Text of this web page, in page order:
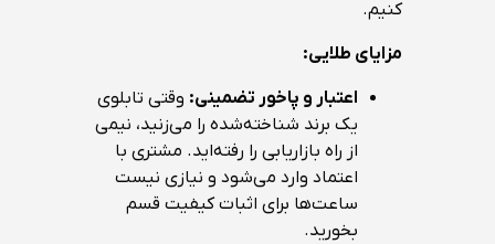
کنیم.
مزایای طلایی:
اعتبار و پاخور تضمینی: وقتی تابلوی
یک برند شناخته‌شده را می‌زنید، نیمی
از راه بازاریابی را رفته‌اید. مشتری با
اعتماد وارد می‌شود و نیازی نیست
ساعت‌ها برای اثبات کیفیت قسم
بخورید.